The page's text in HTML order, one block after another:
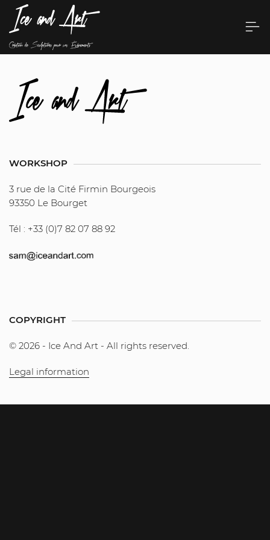
WORKSHOP
3 rue de la Cité Firmin Bourgeois
93350 Le Bourget
Tél : +33 (0)7 82 07 88 92
COPYRIGHT
© 2026 - Ice And Art - All rights reserved.
Legal information